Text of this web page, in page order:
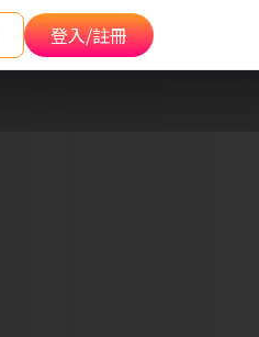
登入/註冊